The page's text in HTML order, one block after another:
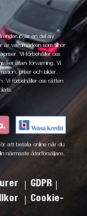
är en del av
är varumärken som tillhör
Vi förbehåller oss
utan förvarning. Vi
priser och bilder.
Vi förbehåller oss rätten
att betala online när du
närmaste återförsäljare.
GDPR
Cookie-